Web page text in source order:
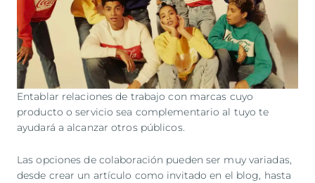
Entablar relaciones de trabajo con marcas cuyo
producto o servicio sea complementario al tuyo te
ayudará a alcanzar otros públicos.
Las opciones de colaboración pueden ser muy variadas,
desde crear un artículo como invitado en el blog, hasta